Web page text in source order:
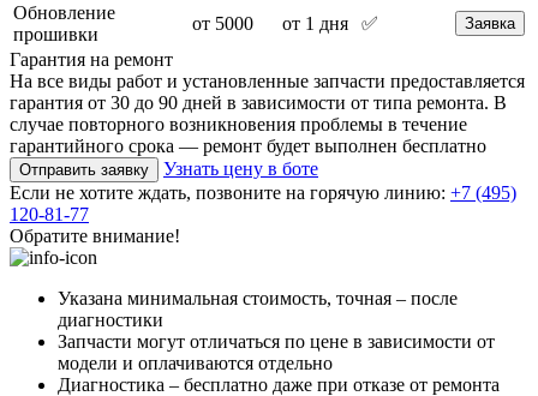
Обновление
прошивки
от 5000 от 1 дня ✅ Заявка
Гарантия на ремонт
На все виды работ и установленные запчасти предоставляется
гарантия от 30 до 90 дней в зависимости от типа ремонта. В
случае повторного возникновения проблемы в течение
гарантийного срока — ремонт будет выполнен бесплатно
Отправить заявку
Узнать цену в боте
Если не хотите ждать, позвоните на горячую линию: +7 (495)
120-81-77
Обратите внимание!
Указана минимальная стоимость, точная – после
диагностики
Запчасти могут отличаться по цене в зависимости от
модели и оплачиваются отдельно
Диагностика – бесплатно даже при отказе от ремонта